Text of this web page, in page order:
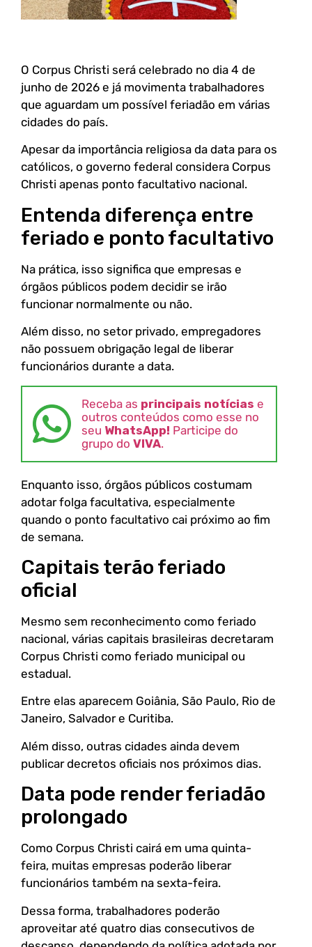
O Corpus Christi será celebrado no dia 4 de
junho de 2026 e já movimenta trabalhadores
que aguardam um possível feriadão em várias
cidades do país.
Apesar da importância religiosa da data para os
católicos, o governo federal considera Corpus
Christi apenas ponto facultativo nacional.
Entenda diferença entre
feriado e ponto facultativo
Na prática, isso significa que empresas e
órgãos públicos podem decidir se irão
funcionar normalmente ou não.
Além disso, no setor privado, empregadores
não possuem obrigação legal de liberar
funcionários durante a data.
Receba as principais notícias e
outros conteúdos como esse no
seu WhatsApp! Participe do
grupo do VIVA.
Enquanto isso, órgãos públicos costumam
adotar folga facultativa, especialmente
quando o ponto facultativo cai próximo ao fim
de semana.
Capitais terão feriado
oficial
Mesmo sem reconhecimento como feriado
nacional, várias capitais brasileiras decretaram
Corpus Christi como feriado municipal ou
estadual.
Entre elas aparecem Goiânia, São Paulo, Rio de
Janeiro, Salvador e Curitiba.
Além disso, outras cidades ainda devem
publicar decretos oficiais nos próximos dias.
Data pode render feriadão
prolongado
Como Corpus Christi cairá em uma quinta-
feira, muitas empresas poderão liberar
funcionários também na sexta-feira.
Dessa forma, trabalhadores poderão
aproveitar até quatro dias consecutivos de